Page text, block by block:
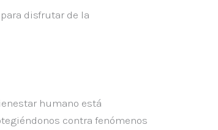
disfrutar de la
humano está
contra fenómenos